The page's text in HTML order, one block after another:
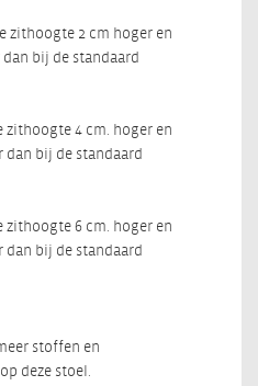
zithoogte 2 cm hoger en
bij de standaard
zithoogte 4 cm. hoger en
dan bij de standaard
zithoogte 6 cm. hoger en
dan bij de standaard
stoffen en
deze stoel.